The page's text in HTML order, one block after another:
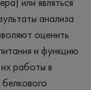
анализа
оценить
и функцию
работы в